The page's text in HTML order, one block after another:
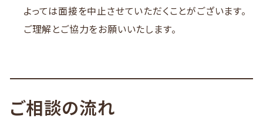
よっては面接を中止させていただくことがございます。
ご理解とご協力をお願いいたします。
ご相談の流れ